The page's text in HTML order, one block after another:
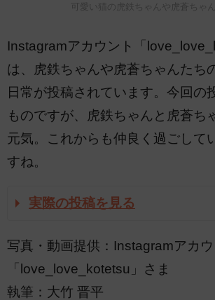
可愛い猫の虎鉄ちゃんや虎蒼ちゃん
Instagramアカウント「
は、虎鉄ちゃんや虎蒼ちゃんたち
日常が投稿されています。今回の
ものですが、虎鉄ちゃんと虎蒼ち
元気。これからも仲良く過ごして
すね。
実際の投稿を見る
写真・動画提供：Instagramアカウ
「love_love_kotetsu」さま
執筆：大竹 晋平